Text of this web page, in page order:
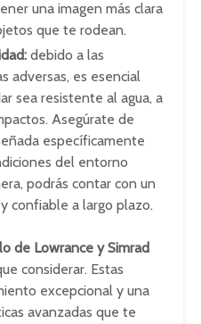
una imagen más clara
que te rodean.
debido a las
adversas, es esencial
sea resistente al agua, a
Asegúrate de
específicamente
del entorno
podrás contar con un
confiable a largo plazo.
de Lowrance y Simrad
considerar. Estas
excepcional y una
avanzadas que te